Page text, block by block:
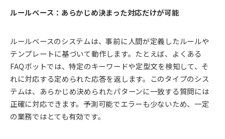
ルールベース：あらかじめ決まった対応だけが可能
ルールベースのシステムは、事前に人間が定義したルールや
テンプレートに基づいて動作します。たとえば、よくある
FAQボットでは、特定のキーワードや定型文を検知して、そ
れに対応する定められた応答を返します。このタイプのシス
テムは、あらかじめ決められたパターンに一致する質問には
正確に対応できます。予測可能でエラーも少ないため、一定
の業務ではとても有効です。